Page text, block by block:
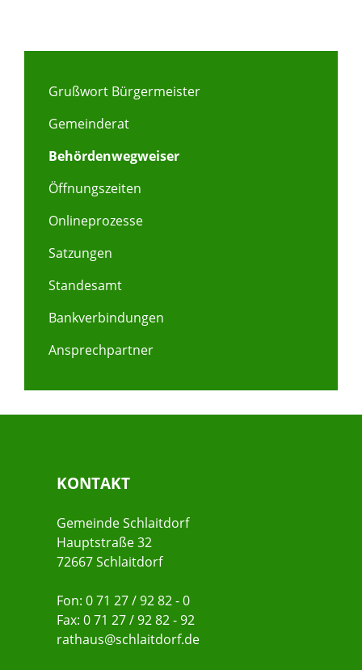
Grußwort Bürgermeister
Gemeinderat
Behördenwegweiser
Öffnungszeiten
Onlineprozesse
Satzungen
Standesamt
Bankverbindungen
Ansprechpartner
KONTAKT
Gemeinde Schlaitdorf
Hauptstraße 32
72667 Schlaitdorf
Fon: 0 71 27 / 92 82 - 0
Fax: 0 71 27 / 92 82 - 92
rathaus@schlaitdorf.de